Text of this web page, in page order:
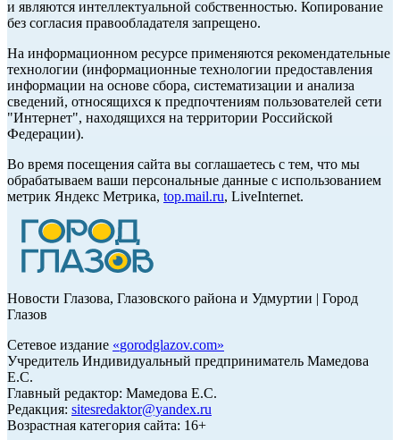
и являются интеллектуальной собственностью. Копирование
без согласия правообладателя запрещено.
На информационном ресурсе применяются рекомендательные
технологии (информационные технологии предоставления
информации на основе сбора, систематизации и анализа
сведений, относящихся к предпочтениям пользователей сети
"Интернет", находящихся на территории Российской
Федерации).
Во время посещения сайта вы соглашаетесь с тем, что мы
обрабатываем ваши персональные данные с использованием
метрик Яндекс Метрика, top.mail.ru, LiveInternet.
Новости Глазова, Глазовского района и Удмуртии | Город
Глазов
Сетевое издание «gorodglazov.com»
Учредитель Индивидуальный предприниматель Мамедова
Е.С.
Главный редактор: Мамедова Е.С.
Редакция: sitesredaktor@yandex.ru
Возрастная категория сайта: 16+